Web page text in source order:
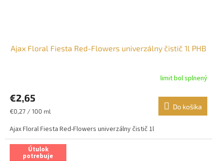
Ajax Floral Fiesta Red-Flowers univerzálny čistič 1l PHB
limit bol splnený
€2,65
Jednotková
€0,27 / 100 ml
Do košíka
Ajax Floral Fiesta Red-Flowers univerzálny čistič 1l
Útulok
potrebuje